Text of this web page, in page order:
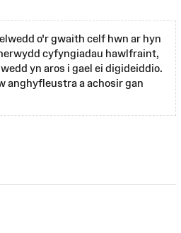
o'r gwaith celf hwn ar hyn
cyfyngiadau hawlfraint,
yn aros i gael ei digideiddio.
anghyfleustra a achosir gan